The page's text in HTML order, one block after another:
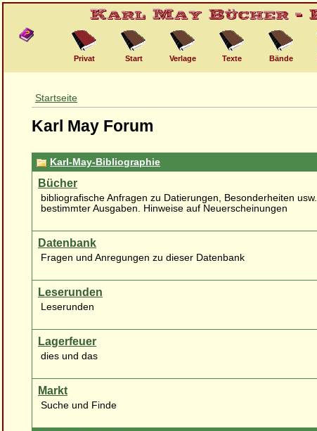
Privat Start Verlage Texte Bände
Startseite
Karl May Forum
Karl-May-Bibliographie
Bücher
bibliografische Anfragen zu Datierungen, Besonderheiten usw.
bestimmter Ausgaben. Hinweise auf Neuerscheinungen
Datenbank
Fragen und Anregungen zu dieser Datenbank
Leserunden
Leserunden
Lagerfeuer
dies und das
Markt
Suche und Finde